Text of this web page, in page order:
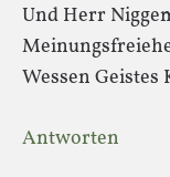
Und Herr
Wessen
Antworten